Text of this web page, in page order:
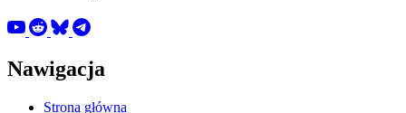
Nawigacja
Strona główna